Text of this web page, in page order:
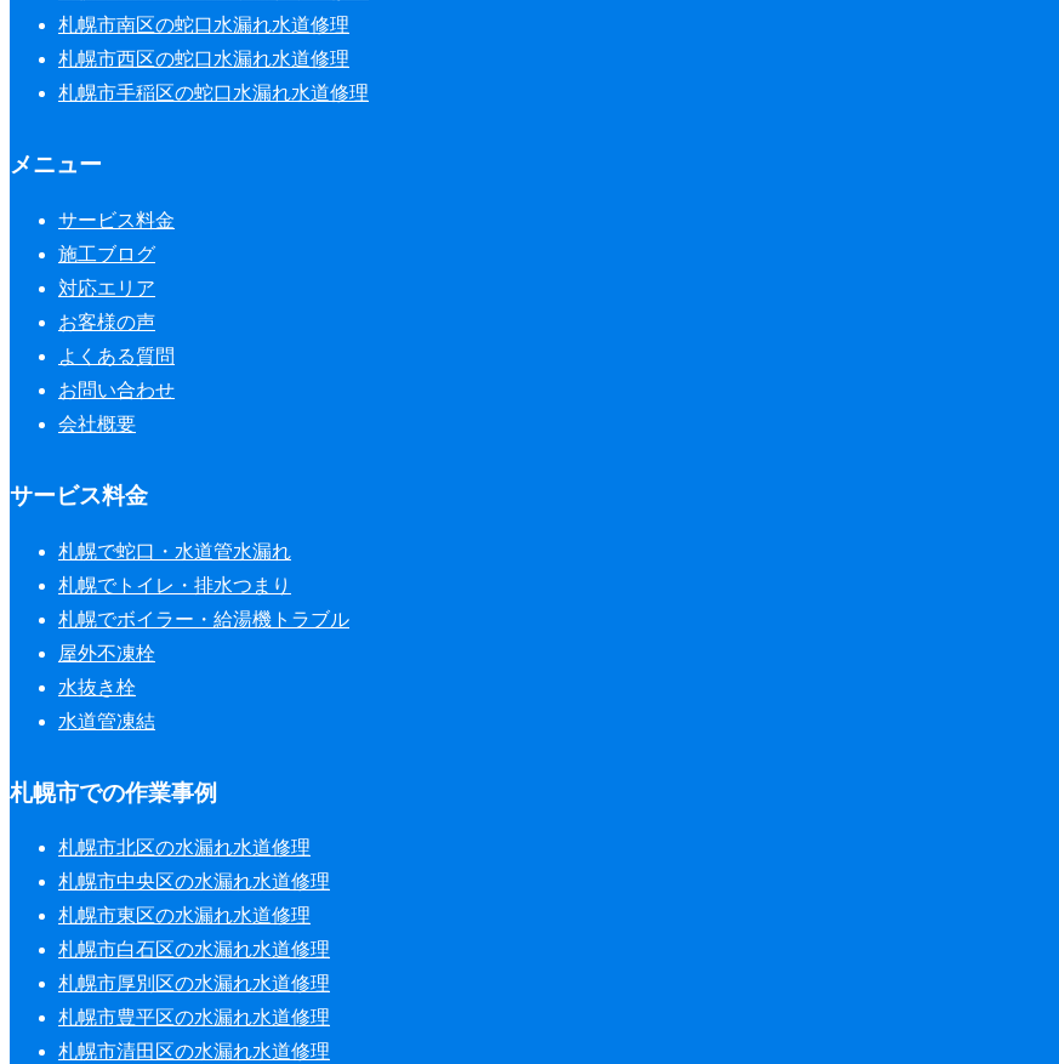
札幌市南区の蛇口水漏れ水道修理
札幌市西区の蛇口水漏れ水道修理
札幌市手稲区の蛇口水漏れ水道修理
メニュー
サービス料金
施工ブログ
対応エリア
お客様の声
よくある質問
お問い合わせ
会社概要
サービス料金
札幌で蛇口・水道管水漏れ
札幌でトイレ・排水つまり
札幌でボイラー・給湯機トラブル
屋外不凍栓
水抜き栓
水道管凍結
札幌市での作業事例
札幌市北区の水漏れ水道修理
札幌市中央区の水漏れ水道修理
札幌市東区の水漏れ水道修理
札幌市白石区の水漏れ水道修理
札幌市厚別区の水漏れ水道修理
札幌市豊平区の水漏れ水道修理
札幌市清田区の水漏れ水道修理